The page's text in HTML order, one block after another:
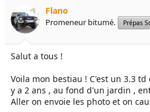
e
l
a
s
u
s
s
é
b
Flano
Promeneur bitumé. Prépas
Salut a tous !
Voila mon bestiau ! C'est un 3.3
y a 2 ans , au fond d'un jardin ,
Aller on envoie les photo et on